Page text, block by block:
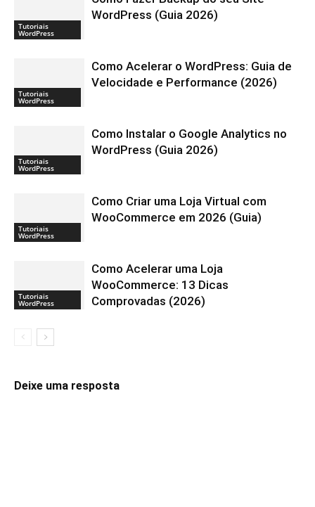
Tutoriais
WordPress
WordPress (Guia 2026)
Tutoriais
WordPress
Como Acelerar o WordPress: Guia de
Velocidade e Performance (2026)
Tutoriais
WordPress
Como Instalar o Google Analytics no
WordPress (Guia 2026)
Tutoriais
WordPress
Como Criar uma Loja Virtual com
WooCommerce em 2026 (Guia)
Tutoriais
WordPress
Como Acelerar uma Loja
WooCommerce: 13 Dicas
Comprovadas (2026)
Deixe uma resposta